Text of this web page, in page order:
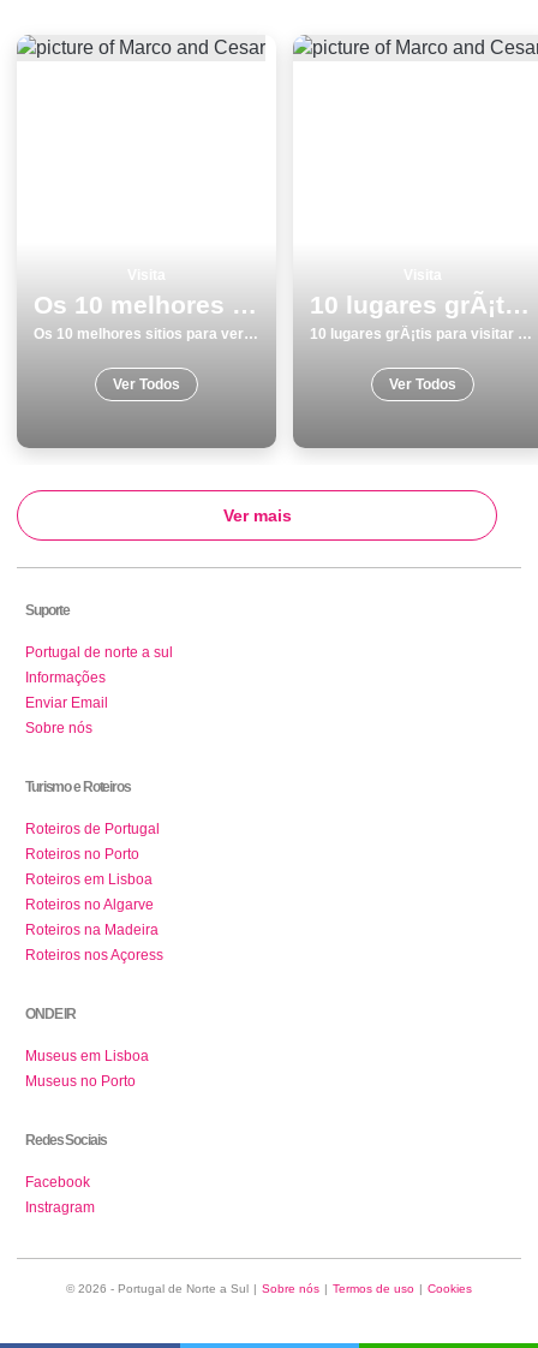
Os 10 melhores sitios para ver e visitar em Museus
Os 10 melhores sitios para ver e visitar em Museus
Ver Todos
10 lugares grÃ¡tis para visitar em Portugal
10 lugares grÃ¡tis para visitar em Portugal
Ver Todos
Ver mais
Suporte
Portugal de norte a sul
Informações
Enviar Email
Sobre nós
Turismo e Roteiros
Roteiros de Portugal
Roteiros no Porto
Roteiros em Lisboa
Roteiros no Algarve
Roteiros na Madeira
Roteiros nos Açoress
ONDE IR
Museus em Lisboa
Museus no Porto
Redes Sociais
Facebook
Instragram
© 2026 - Portugal de Norte a Sul | Sobre nós | Termos de uso | Cookies